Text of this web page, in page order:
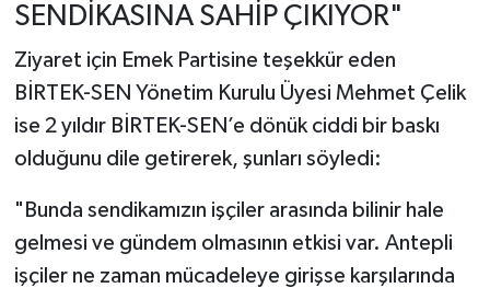
SENDİKASINA SAHİP ÇIKIYOR"
Ziyaret için Emek Partisine teşekkür eden
BİRTEK-SEN Yönetim Kurulu Üyesi Mehmet Çelik
ise 2 yıldır BİRTEK-SEN’e dönük ciddi bir baskı
olduğunu dile getirerek, şunları söyledi:
"Bunda sendikamızın işçiler arasında bilinir hale
gelmesi ve gündem olmasının etkisi var. Antepli
işçiler ne zaman mücadeleye girişse karşılarında